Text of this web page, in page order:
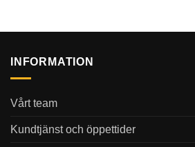
INFORMATION
Vårt team
Kundtjänst och öppettider